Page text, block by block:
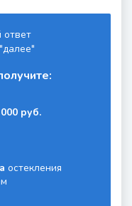
руб.
остекления